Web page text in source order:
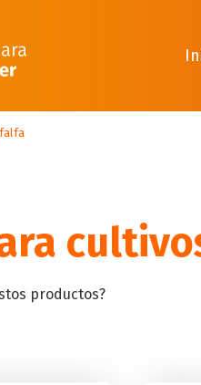
productos?